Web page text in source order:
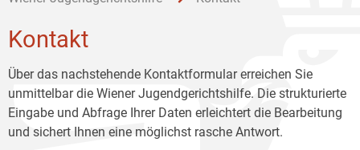
Kontakt
Über das nachstehende Kontaktformular erreichen Sie
unmittelbar die Wiener Jugendgerichtshilfe. Die strukturierte
Eingabe und Abfrage Ihrer Daten erleichtert die Bearbeitung
und sichert Ihnen eine möglichst rasche Antwort.